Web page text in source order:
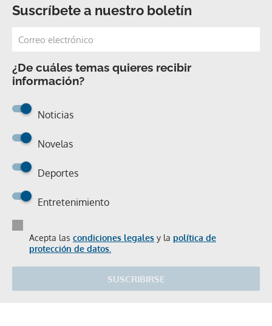
Suscríbete a nuestro boletín
¿De cuáles temas quieres recibir
información?
Noticias
Novelas
Deportes
Entretenimiento
Acepta las condiciones legales y la política de
protección de datos.
SUSCRIBIRSE